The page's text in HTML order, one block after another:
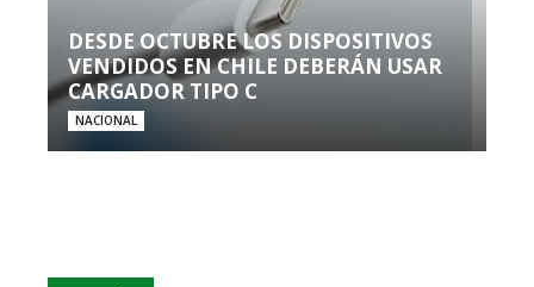
DESDE OCTUBRE LOS DISPOSITIVOS
VENDIDOS EN CHILE DEBERÁN USAR
CARGADOR TIPO C
NACIONAL